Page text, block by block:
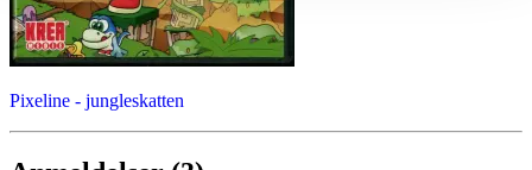
Pixeline - jungleskatten